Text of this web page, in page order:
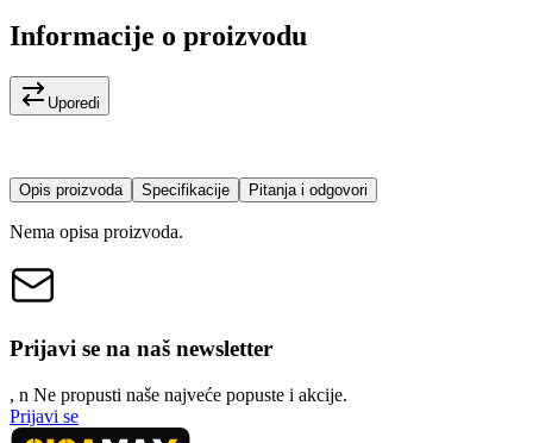
Informacije o proizvodu
Uporedi
Opis proizvoda Specifikacije Pitanja i odgovori
Nema opisa proizvoda.
Prijavi se na naš newsletter
, n Ne propusti naše najveće popuste i akcije.
Prijavi se